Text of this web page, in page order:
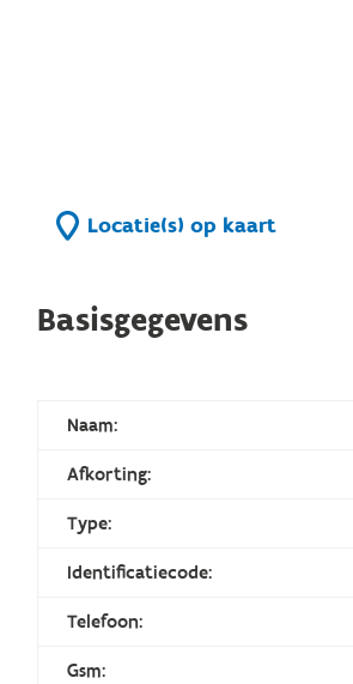
Locatie(s) op kaart
Basisgegevens
Naam:
Afkorting:
Type:
Identificatiecode:
Telefoon:
Gsm: